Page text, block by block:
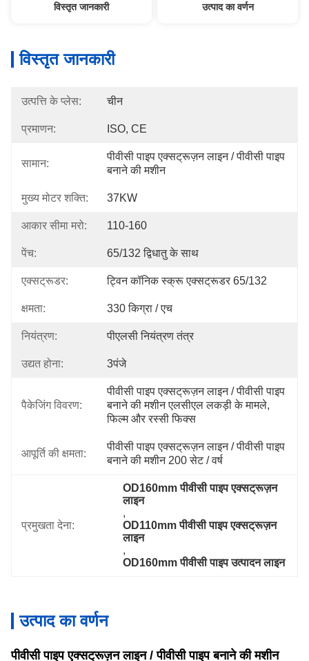
विस्तृत जानकारी उत्पाद का वर्णन
विस्तृत जानकारी
उत्पत्ति के प्लेस: चीन
प्रमाणन: ISO, CE
सामान:
पीवीसी पाइप एक्सट्रूज़न लाइन / पीवीसी पाइप
बनाने की मशीन
मुख्य मोटर शक्ति: 37KW
आकार सीमा मरो: 110-160
पेंच: 65/132 द्विधातु के साथ
एक्सट्रूडर: ट्विन कॉनिक स्क्रू एक्सट्रूडर 65/132
क्षमता: 330 किग्रा / एच
नियंत्रण: पीएलसी नियंत्रण तंत्र
उद्यत होना: 3पंजे
पैकेजिंग विवरण:
पीवीसी पाइप एक्सट्रूज़न लाइन / पीवीसी पाइप
बनाने की मशीन एलसीएल लकड़ी के मामले,
फिल्म और रस्सी फिक्स
आपूर्ति की क्षमता:
पीवीसी पाइप एक्सट्रूज़न लाइन / पीवीसी पाइप
बनाने की मशीन 200 सेट / वर्ष
प्रमुखता देना:
OD160mm पीवीसी पाइप एक्सट्रूज़न
लाइन
,
OD110mm पीवीसी पाइप एक्सट्रूज़न
लाइन
,
OD160mm पीवीसी पाइप उत्पादन लाइन
उत्पाद का वर्णन
पीवीसी पाइप एक्सट्रूज़न लाइन / पीवीसी पाइप बनाने की मशीन